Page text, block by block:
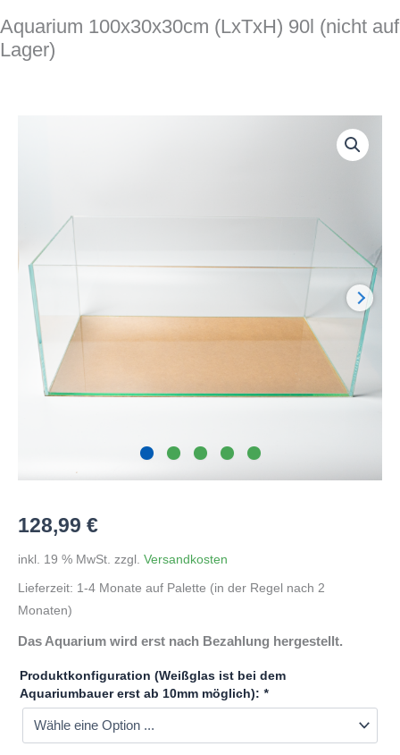
Aquarium 100x30x30cm (LxTxH) 90l (nicht auf
Lager)
128,99 €
inkl. 19 % MwSt. zzgl. Versandkosten
Lieferzeit: 1-4 Monate auf Palette (in der Regel nach 2
Monaten)
Das Aquarium wird erst nach Bezahlung hergestellt.
Produktkonfiguration (Weißglas ist bei dem
Aquariumbauer erst ab 10mm möglich): *